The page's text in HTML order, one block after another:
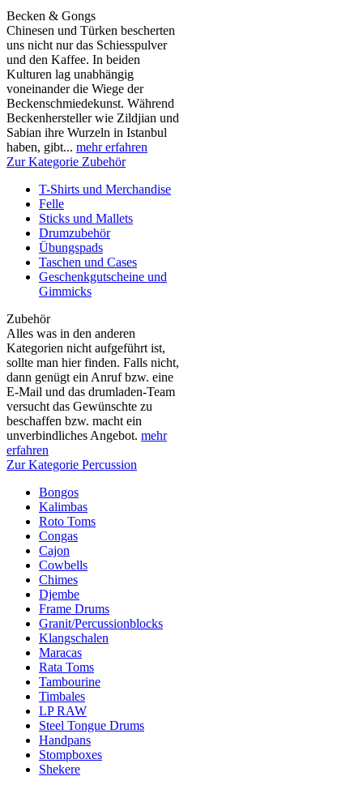
Becken & Gongs
Chinesen und Türken bescherten
uns nicht nur das Schiesspulver
und den Kaffee. In beiden
Kulturen lag unabhängig
voneinander die Wiege der
Beckenschmiedekunst. Während
Beckenhersteller wie Zildjian und
Sabian ihre Wurzeln in Istanbul
haben, gibt... mehr erfahren
Zur Kategorie Zubehör
T-Shirts und Merchandise
Felle
Sticks und Mallets
Drumzubehör
Übungspads
Taschen und Cases
Geschenkgutscheine und
Gimmicks
Zubehör
Alles was in den anderen
Kategorien nicht aufgeführt ist,
sollte man hier finden. Falls nicht,
dann genügt ein Anruf bzw. eine
E-Mail und das drumladen-Team
versucht das Gewünschte zu
beschaffen bzw. macht ein
unverbindliches Angebot. mehr
erfahren
Zur Kategorie Percussion
Bongos
Kalimbas
Roto Toms
Congas
Cajon
Cowbells
Chimes
Djembe
Frame Drums
Granit/Percussionblocks
Klangschalen
Maracas
Rata Toms
Tambourine
Timbales
LP RAW
Steel Tongue Drums
Handpans
Stompboxes
Shekere